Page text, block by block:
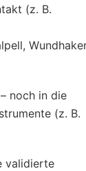
(z. B.
noch in die
(z. B.
validierte